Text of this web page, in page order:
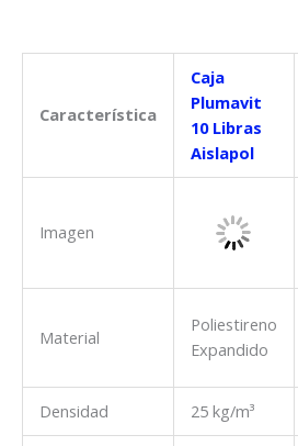
Característica
Caja
Plumavit
10 Libras
Aislapol
Imagen
Material
Poliestireno
Expandido
Densidad 25 kg/m³